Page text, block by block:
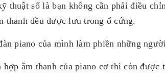
thuật số là bạn không cần phải điều
thanh đều được lưu trong ổ cứng.
piano của mình làm phiền những
âm thanh của piano cơ thì còn